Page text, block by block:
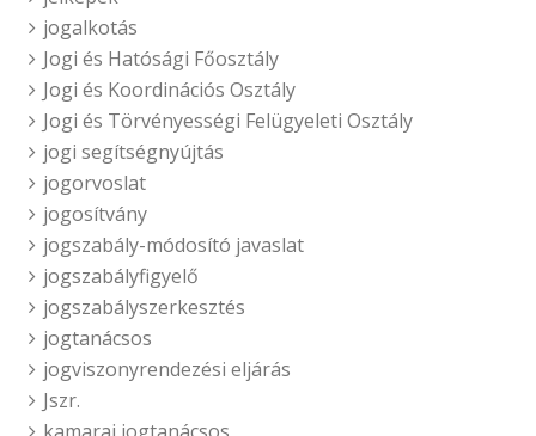
jogalkotás
Jogi és Hatósági Főosztály
Jogi és Koordinációs Osztály
Jogi és Törvényességi Felügyeleti Osztály
jogi segítségnyújtás
jogorvoslat
jogosítvány
jogszabály-módosító javaslat
jogszabályfigyelő
jogszabályszerkesztés
jogtanácsos
jogviszonyrendezési eljárás
Jszr.